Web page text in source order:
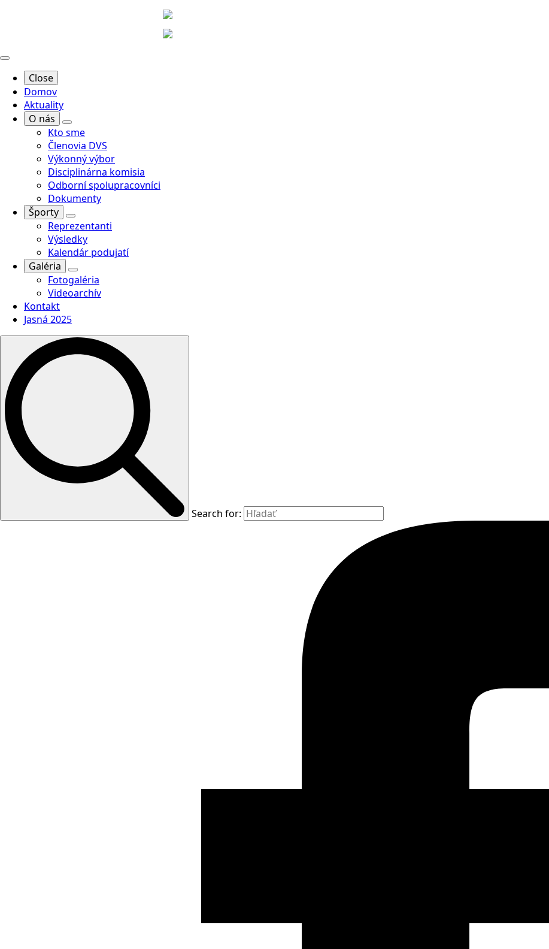
Close
Domov
Aktuality
O nás
Kto sme
Členovia DVS
Výkonný výbor
Disciplinárna komisia
Odborní spolupracovníci
Dokumenty
Športy
Reprezentanti
Výsledky
Kalendár podujatí
Galéria
Fotogaléria
Videoarchív
Kontakt
Jasná 2025
Search for: